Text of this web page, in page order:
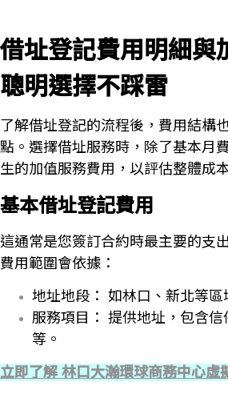
借址登記費用明細與
聰明選擇不踩雷
了解借址登記的流程後，費用結構
點。選擇借址服務時，除了基本月
生的加值服務費用，以評估整體成
基本借址登記費用
這通常是您簽訂合約時最主要的支
費用範圍會依據：
地址地段： 如林口、新北等區
服務項目： 提供地址，包含
等。
立即了解 林口大瀚環球商務中心虛